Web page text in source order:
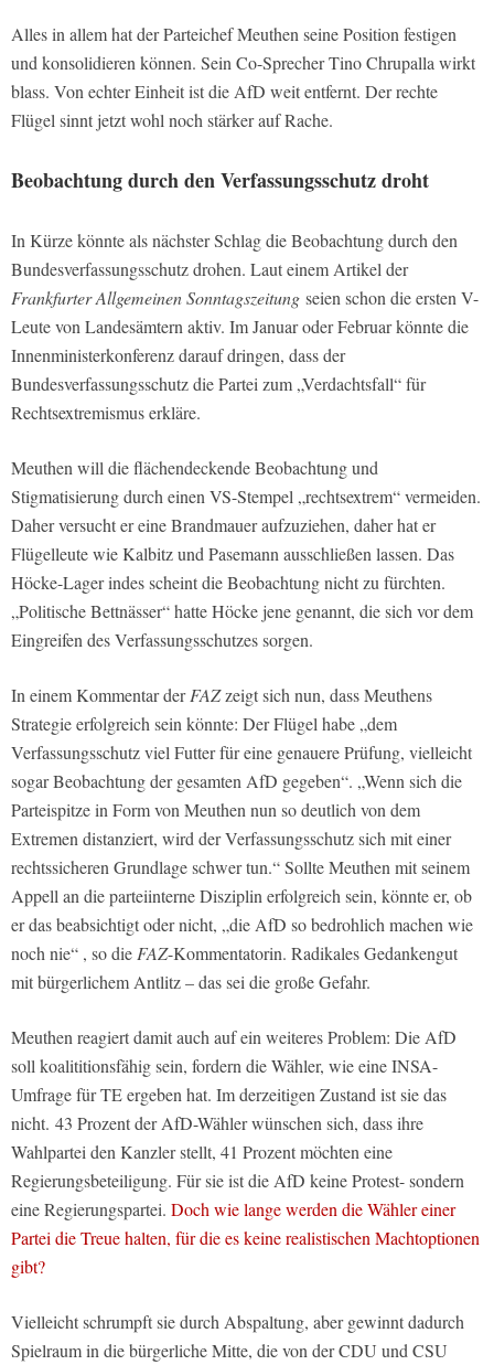
Alles in allem hat der Parteichef Meuthen seine Position festigen
und konsolidieren können. Sein Co-Sprecher Tino Chrupalla wirkt
blass. Von echter Einheit ist die AfD weit entfernt. Der rechte
Flügel sinnt jetzt wohl noch stärker auf Rache.
Beobachtung durch den Verfassungsschutz droht
In Kürze könnte als nächster Schlag die Beobachtung durch den
Bundesverfassungsschutz drohen. Laut einem Artikel der
Frankfurter Allgemeinen Sonntagszeitung seien schon die ersten V-
Leute von Landesämtern aktiv. Im Januar oder Februar könnte die
Innenministerkonferenz darauf dringen, dass der
Bundesverfassungsschutz die Partei zum „Verdachtsfall“ für
Rechtsextremismus erkläre.
Meuthen will die flächendeckende Beobachtung und
Stigmatisierung durch einen VS-Stempel „rechtsextrem“ vermeiden.
Daher versucht er eine Brandmauer aufzuziehen, daher hat er
Flügelleute wie Kalbitz und Pasemann ausschließen lassen. Das
Höcke-Lager indes scheint die Beobachtung nicht zu fürchten.
„Politische Bettnässer“ hatte Höcke jene genannt, die sich vor dem
Eingreifen des Verfassungsschutzes sorgen.
In einem Kommentar derFAZzeigt sich nun, dass Meuthens
Strategie erfolgreich sein könnte: Der Flügel habe „dem
Verfassungsschutz viel Futter für eine genauere Prüfung, vielleicht
sogar Beobachtung der gesamten AfD gegeben“. „Wenn sich die
Parteispitze in Form von Meuthen nun so deutlich von dem
Extremen distanziert, wird der Verfassungsschutz sich mit einer
rechtssicheren Grundlage schwer tun.“ Sollte Meuthen mit seinem
Appell an die parteiinterne Disziplin erfolgreich sein, könnte er, ob
er das beabsichtigt oder nicht, „die AfD so bedrohlich machen wie
noch nie“ , so die FAZ-Kommentatorin. Radikales Gedankengut
mit bürgerlichem Antlitz – das sei die große Gefahr.
Meuthen reagiert damit auch auf ein weiteres Problem: Die AfD
soll koalititionsfähig sein, fordern die Wähler, wie eine INSA-
Umfrage für TE ergeben hat. Im derzeitigen Zustand ist sie das
nicht. 43 Prozent der AfD-Wähler wünschen sich, dass ihre
Wahlpartei den Kanzler stellt, 41 Prozent möchten eine
Regierungsbeteiligung. Für sie ist die AfD keine Protest- sondern
eine Regierungspartei. Doch wie lange werden die Wähler einer
Partei die Treue halten, für die es keine realistischen Machtoptionen
gibt?
Vielleicht schrumpft sie durch Abspaltung, aber gewinnt dadurch
Spielraum in die bürgerliche Mitte, die von der CDU und CSU